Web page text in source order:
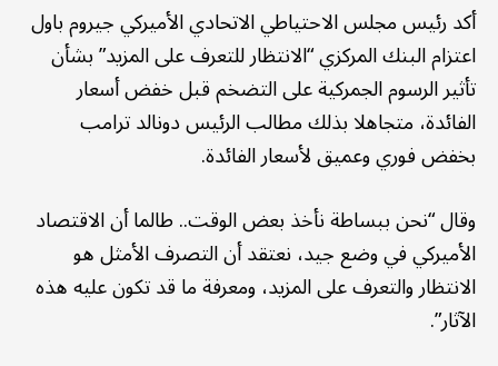
أكد رئيس مجلس الاحتياطي الاتحادي الأميركي جيروم باول
اعتزام البنك المركزي “الانتظار للتعرف على المزيد” بشأن
تأثير الرسوم الجمركية على التضخم قبل خفض أسعار
الفائدة، متجاهلا بذلك مطالب الرئيس دونالد ترامب
بخفض فوري وعميق لأسعار الفائدة.
وقال “نحن ببساطة نأخذ بعض الوقت.. طالما أن الاقتصاد
الأميركي في وضع جيد، نعتقد أن التصرف الأمثل هو
الانتظار والتعرف على المزيد، ومعرفة ما قد تكون عليه هذه
الآثار”.